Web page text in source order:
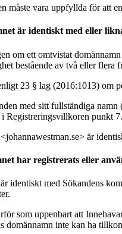
måste vara uppfyllda för att
är identiskt med eller
om ett omtvistat
bestående av två eller flera
23 § lag (2016:1013) om
med sitt fullständiga
i Registreringsvillkoren punkt
är
har registrerats eller
identiskt med Sökandens
som uppenbart att
domännamn inte kan ha